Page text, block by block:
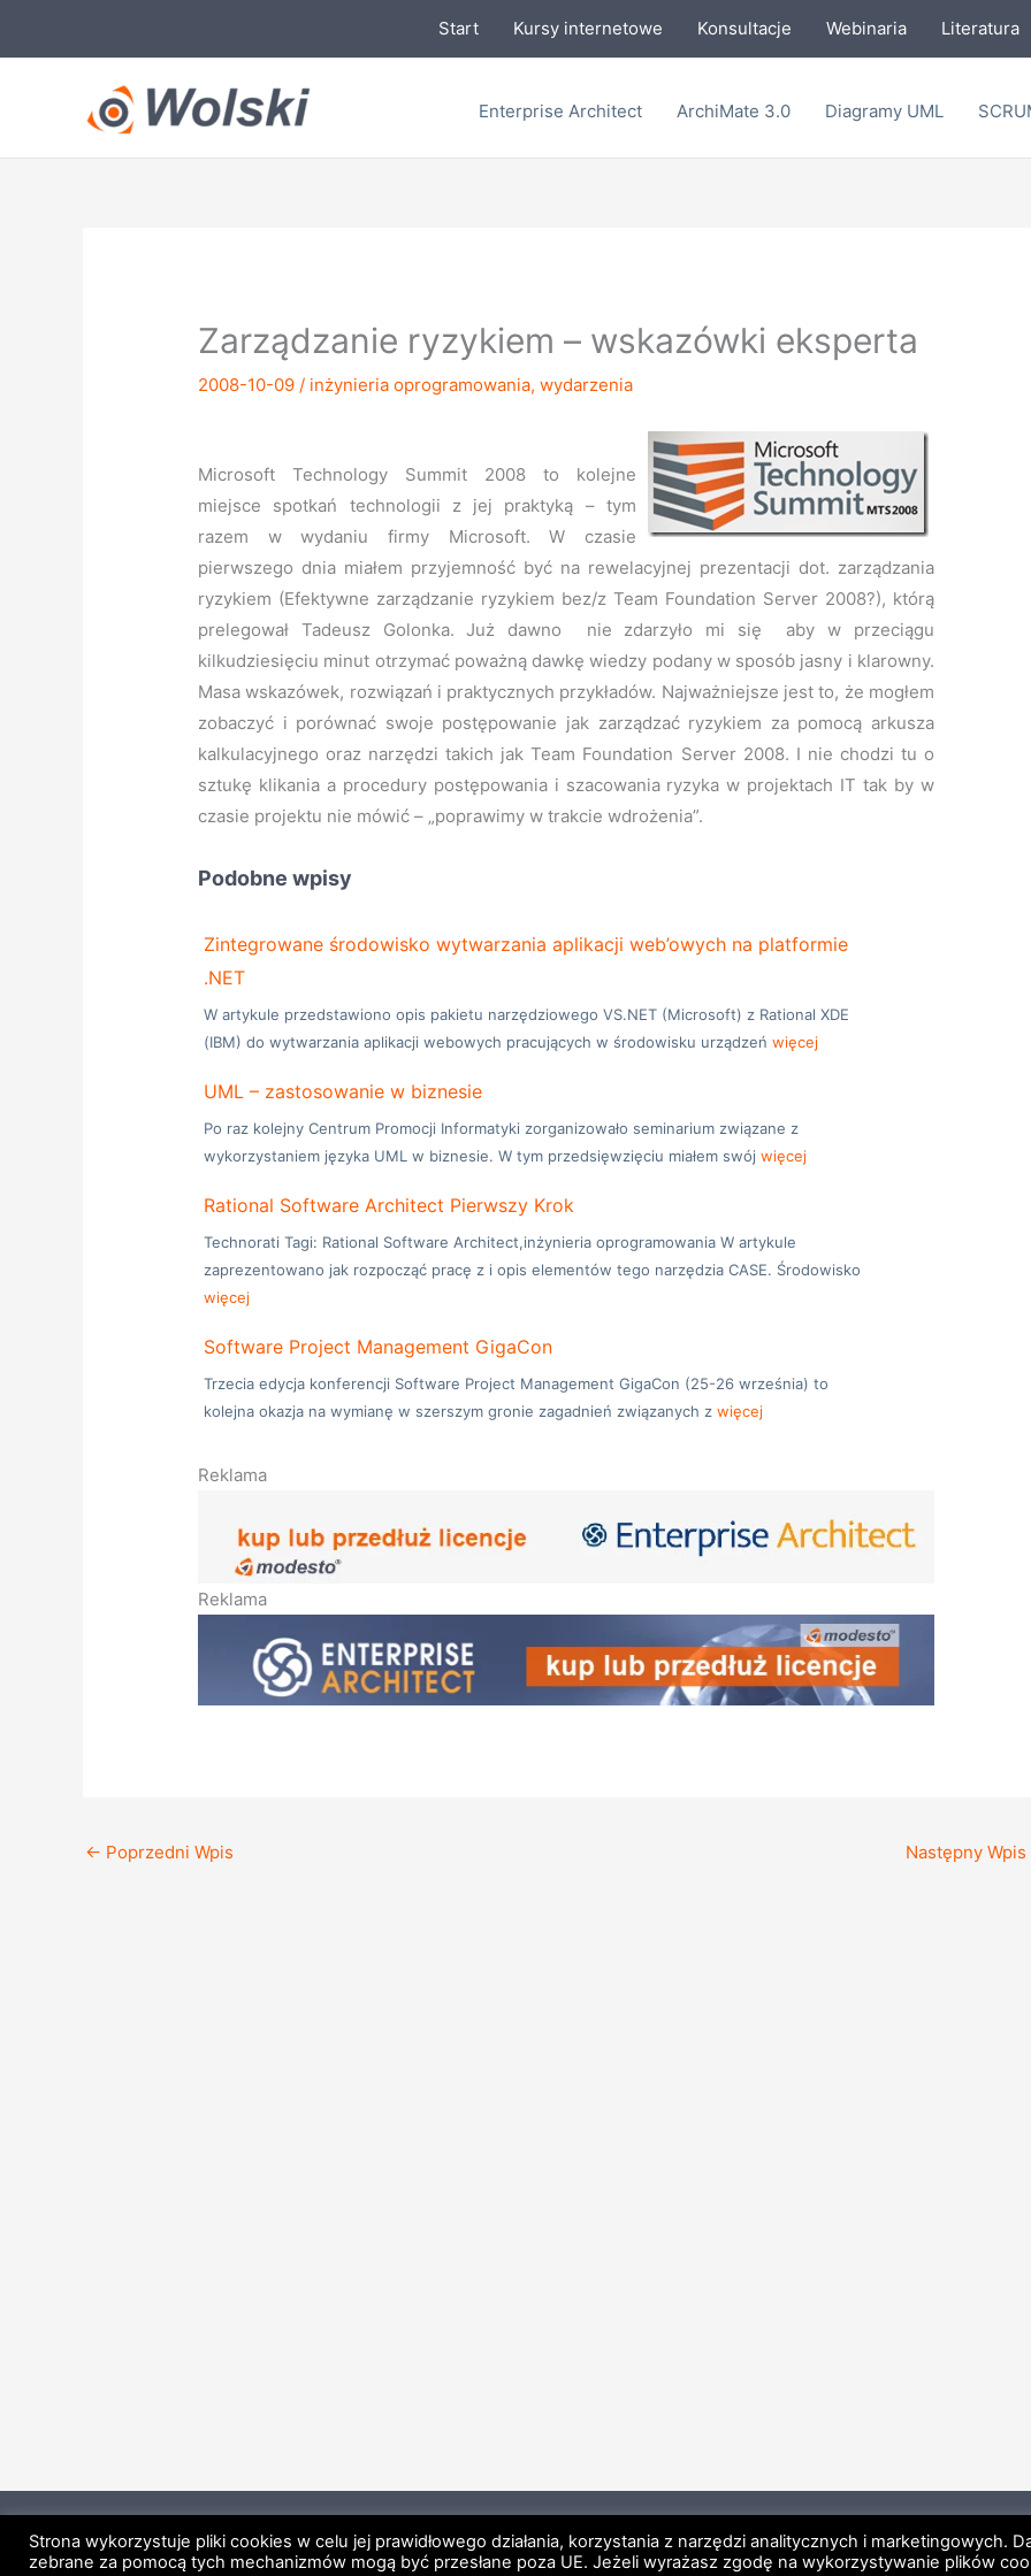
Start Kursy internetowe Konsultacje Webinaria Literatura
Enterprise Architect ArchiMate 3.0 Diagramy UML
Zarządzanie ryzykiem – wskazówki eksperta
2008-10-09/ inżynieria oprogramowania,wydarzenia
Microsoft Technology Summit 2008 to kolejne
miejsce spotkań technologii z jej praktyką – tym
razem w wydaniu firmy Microsoft. W czasie
pierwszego dnia miałem przyjemność być na rewelacyjnej prezentacji dot. zarządzania
ryzykiem (Efektywne zarządzanie ryzykiem bez/z Team Foundation Server 2008?), którą
prelegował Tadeusz Golonka. Już dawno nie zdarzyło mi się aby w przeciągu
kilkudziesięciu minut otrzymać poważną dawkę wiedzy podany w sposób jasny i klarowny.
Masa wskazówek, rozwiązań i praktycznych przykładów. Najważniejsze jest to, że mogłem
zobaczyć i porównać swoje postępowanie jak zarządzać ryzykiem za pomocą arkusza
kalkulacyjnego oraz narzędzi takich jak Team Foundation Server 2008. I nie chodzi tu o
sztukę klikania a procedury postępowania i szacowania ryzyka w projektach IT tak by w
czasie projektu nie mówić – „poprawimy w trakcie wdrożenia”.
Podobne wpisy
Zintegrowane środowisko wytwarzania aplikacji web’owych na platformie
.NET
W artykule przedstawiono opis pakietu narzędziowego VS.NET (Microsoft) z Rational XDE
(IBM) do wytwarzania aplikacji webowych pracujących w środowisku urządzeńwięcej
UML – zastosowanie w biznesie
Po raz kolejny Centrum Promocji Informatyki zorganizowało seminarium związane z
wykorzystaniem języka UML w biznesie. W tym przedsięwzięciu miałem swójwięcej
Rational Software Architect Pierwszy Krok
Technorati Tagi: Rational Software Architect,inżynieria oprogramowania W artykule
zaprezentowano jak rozpocząć pracę z i opis elementów tego narzędzia CASE. Środowisko
więcej
Software Project Management GigaCon
Trzecia edycja konferencji Software Project Management GigaCon (25-26 września) to
kolejna okazja na wymianę w szerszym gronie zagadnień związanych zwięcej
Reklama
Reklama
← Poprzedni Wpis Następny Wpis
Strona główna Regulamin Polityka prywatności Regulamin newsletter
Licencje Enterprise
Strona wykorzystuje pliki cookies w celu jej prawidłowego działania, korzystania z narzędzi analitycznych i marketingowych.
zebrane za pomocą tych mechanizmów mogą być przesłane poza UE. Jeżeli wyrażasz zgodę na wykorzystywanie plików